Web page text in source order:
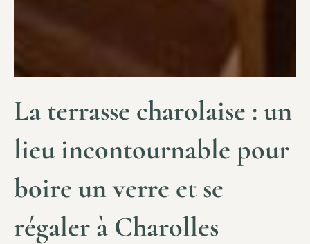
La terrasse charolaise : un
lieu incontournable pour
boire un verre et se
régaler à Charolles